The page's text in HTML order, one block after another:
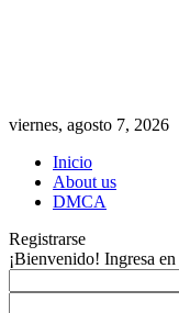
viernes, agosto 7, 2026
Inicio
About us
DMCA
Registrarse
¡Bienvenido! Ingresa en